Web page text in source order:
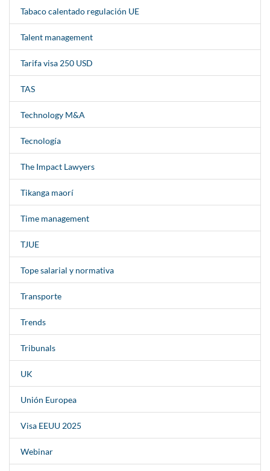
Tabaco calentado regulación UE
Talent management
Tarifa visa 250 USD
TAS
Technology M&A
Tecnología
The Impact Lawyers
Tikanga maorí
Time management
TJUE
Tope salarial y normativa
Transporte
Trends
Tribunals
UK
Unión Europea
Visa EEUU 2025
Webinar